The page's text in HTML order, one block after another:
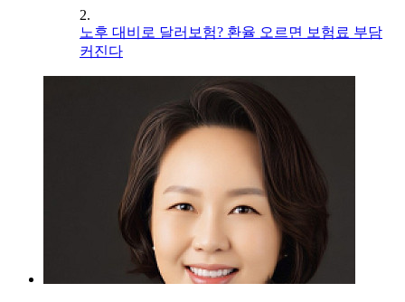
2.
노후 대비로 달러보험? 환율 오르면 보험료 부담
커진다